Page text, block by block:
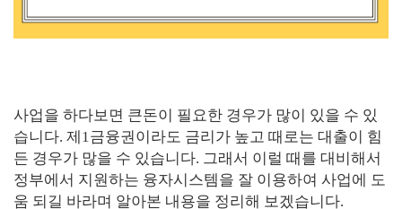
사업을 하다보면 큰돈이 필요한 경우가 많이 있을 수 있
습니다. 제 1금융권이라도 금리가 높고 때로는 대출이 힘
든 경우가 많을 수 있습니다. 그래서 이럴 때를 대비해서
정부에서 지원하는 융자시스템을 잘 이용하여 사업에 도
움 되길 바라며 알아본 내용을 정리해 보겠습니다.